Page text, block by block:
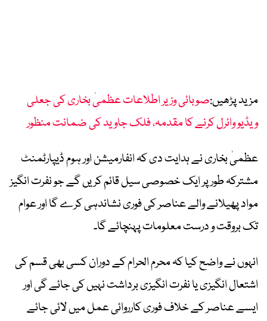
مزید پڑھیں:صوبائی وزیر اطلاعات عظمیٰ بخاری کی جعلی
ویڈیو وائرل کرنے کا مقدمہ، فلک جاوید کی ضمانت منظور
عظمیٰ بخاری نے ہدایت دی کہ انفارمیشن اور ہوم ڈیپارٹمنٹ
مشترکہ طور پر ایک خصوصی سیل قائم کریں گے جو نفرت انگیز
مواد پھیلانے والے عناصر کی فوری نشاندہی کرے گا اور عوام
تک بروقت و درست معلومات پہنچائے گا۔
انہوں نے واضح کیا کہ محرم الحرام کے دوران کسی بھی قسم کی
اشتعال انگیزی یا نفرت انگیزی برداشت نہیں کی جائے گی اور
ایسے عناصر کے خلاف فوری کارروائی عمل میں لائی جائے